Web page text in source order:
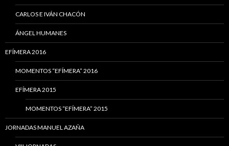
CARLOS E IVÁN CHACÓN
ÁNGEL HUMANES
EFÍMERA 2016
MOMENTOS “EFÍMERA” 2016
EFÍMERA 2015
MOMENTOS “EFÍMERA” 2015
JORNADAS MANUEL AZAÑA